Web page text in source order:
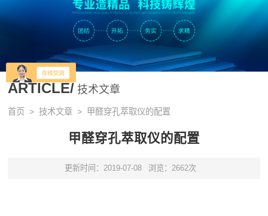
ARTICLE/ 技术文章
首页 >技术文章 > 甲醛穿孔萃取仪的配置
甲醛穿孔萃取仪的配置
更新时间：2019-07-08 浏览：2662次